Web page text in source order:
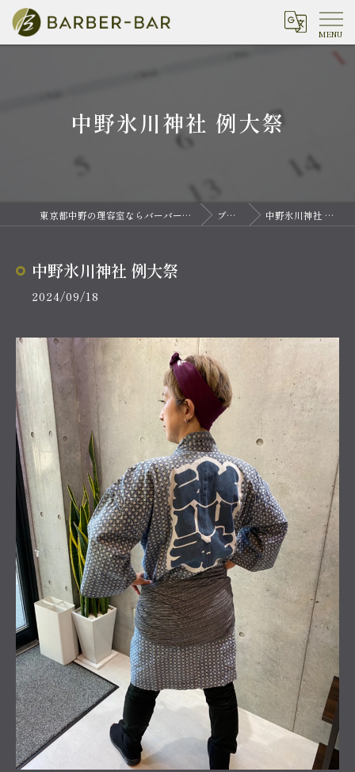
中野氷川神社 例大祭
東京都中野の理容室ならバーバーバー 中野 ブログ 中野氷川神社 例大祭
中野氷川神社 例大祭
2024/09/18